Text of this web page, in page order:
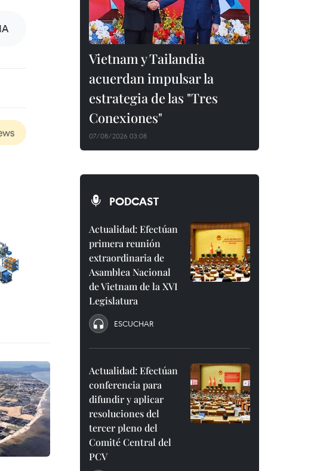
Vietnam y Tailandia
acuerdan impulsar la
estrategia de las "Tres
Conexiones"
07/08/2026 03:08
PODCAST
Actualidad: Efectúan
primera reunión
extraordinaria de
Asamblea Nacional
de Vietnam de la XVI
Legislatura
ESCUCHAR
Actualidad: Efectúan
conferencia para
difundir y aplicar
resoluciones del
tercer pleno del
Comité Central del
PCV